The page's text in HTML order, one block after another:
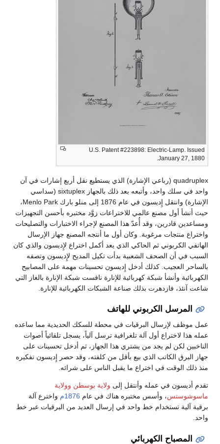
U.S. Patent #223898: Electric-Lamp. Issued
January 27, 1880.
quadruplex (رباعي الإشارة) الذي يستطيع نقل أربع إشارات في آن
واحد في سلك واحد، وأتبعه بعد ذلك بالجهاز sixtuplex (سداسي
الإشارة) وانتقل إِديسون في عام 1876 إلى منلو بارك Menlo Park،
حيث أنشأ أول مصنع عالمي للاختراعات زوَّد مختبره بأحسن التجهيزات
ومساعدين قادرين، وقد أُعدّ هذا المصنع لإجراء الاختبارات والتصليحات
واختراع منتجات مرغوبة. وكان أول ما أنتجه المصنع جهاز الإرسال
الهاتفي الكربوني ثم الحاكي الذي يعد أكمل اختراع لإِديسون والذي كان
السبب في أن الصحف الشعبية بدأت تكيل المديح لإِديسون وتصفه
بالساحر العجيب. كذلك أدخل إِديسون تحسينات مهمة على المصابيح
الكهربائية وأنشأ شبكة كهربائية للإنارة نافست شبكة الإنارة بالغاز التي
شاعت آنئذ، فازدهرت بذلك صناعة الشبكات الكهربائية للإنارة.
المرسل الكربوني للهاتف
عمل موظف لإرسال البرقيات في محطة للسكك الحديدية مما ساعده
عمله هذا لاختراع أول آلة تلغرافية ترسل آلياً، يسجل تلقائياً أصوات
الناخبين لكن لم يجد من يشتري هذا الجهاز، ثم أدخل تحسينات على
جهاز البرق الكاتب الذي بيع بأقل من كلفته، وقد حصر إِديسون تفكيره
منذ ذلك الوقت في اختراع ما يقبل الناس على شرائه.
تقدم أديسون في عمله وأنتقل إلى ولاية بوسطن وولاية
ماسوشوستس، وأسس مختبره هناك في عام 1876م
واخترع آلة
برقية آلية تستخدام خط واحد في إرسال العديد من البرقيات عبر خط
واحد.
المصباح الكهربائي